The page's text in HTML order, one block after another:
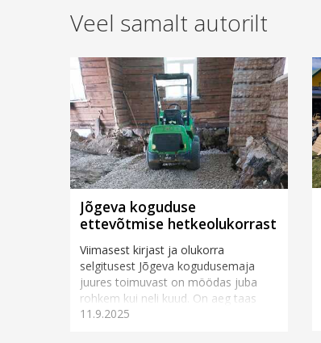
Veel samalt autorilt
Jõgeva koguduse
ettevõtmise hetkeolukorrast
Viimasest kirjast ja olukorra
selgitusest Jõgeva kogudusemaja
juures toimuvast on möödas juba
rohkem kui neli kuud. On aeg taas
väike ülevaade anda. Kes vanast
11.9.2025